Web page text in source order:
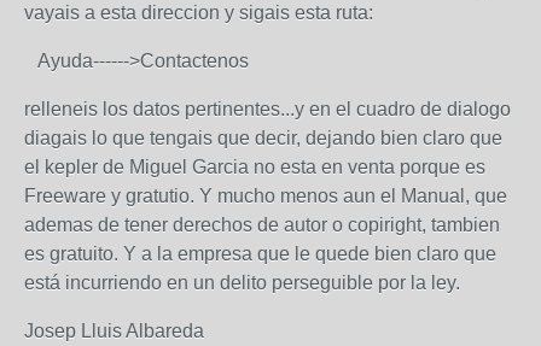
vayais a esta direccion y sigais esta ruta:
Ayuda------>Contactenos
relleneis los datos pertinentes...y en el cuadro de dialogo
diagais lo que tengais que decir, dejando bien claro que
el kepler de Miguel Garcia no esta en venta porque es
Freeware y gratutio. Y mucho menos aun el Manual, que
ademas de tener derechos de autor o copiright, tambien
es gratuito. Y a la empresa que le quede bien claro que
está incurriendo en un delito perseguible por la ley.
Josep Lluis Albareda